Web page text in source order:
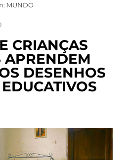
MUNDO
CRIANÇAS
APRENDEM
DESENHOS